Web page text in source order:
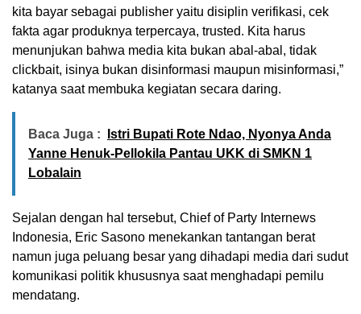
kita bayar sebagai publisher yaitu disiplin verifikasi, cek
fakta agar produknya terpercaya, trusted. Kita harus
menunjukan bahwa media kita bukan abal-abal, tidak
clickbait, isinya bukan disinformasi maupun misinformasi,”
katanya saat membuka kegiatan secara daring.
Baca Juga :
Istri Bupati Rote Ndao, Nyonya Anda
Yanne Henuk-Pellokila Pantau UKK di SMKN 1
Lobalain
Sejalan dengan hal tersebut, Chief of Party Internews
Indonesia, Eric Sasono menekankan tantangan berat
namun juga peluang besar yang dihadapi media dari sudut
komunikasi politik khususnya saat menghadapi pemilu
mendatang.